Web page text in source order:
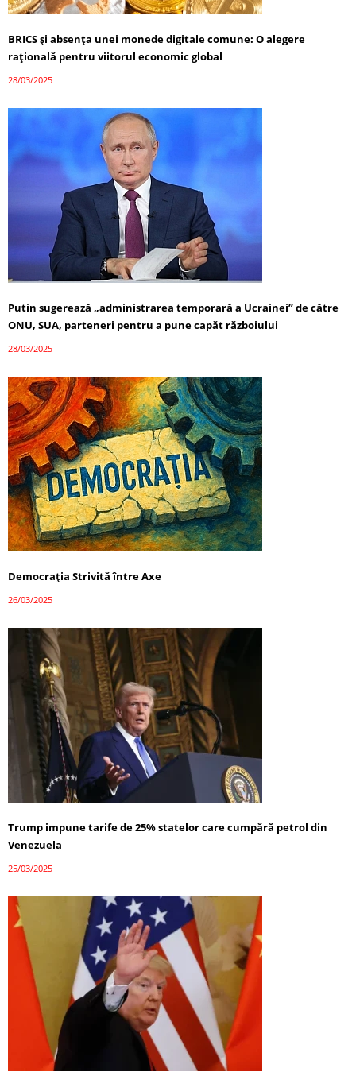
BRICS și absența unei monede digitale comune: O alegere
rațională pentru viitorul economic global
28/03/2025
Putin sugerează „administrarea temporară a Ucrainei” de către
ONU, SUA, parteneri pentru a pune capăt războiului
28/03/2025
Democrația Strivită între Axe
26/03/2025
Trump impune tarife de 25% statelor care cumpără petrol din
Venezuela
25/03/2025